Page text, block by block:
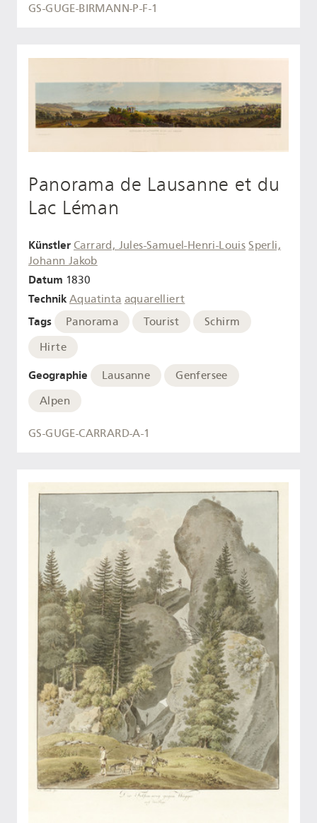
GS-GUGE-BIRMANN-P-F-1
Panorama de Lausanne et du
Lac Léman
Künstler Carrard, Jules-Samuel-Henri-Louis Sperli,
Johann Jakob
Datum 1830
Technik Aquatinta aquarelliert
Tags Panorama Tourist
Schirm
Hirte
Geographie Lausanne
Genfersee
Alpen
GS-GUGE-CARRARD-A-1